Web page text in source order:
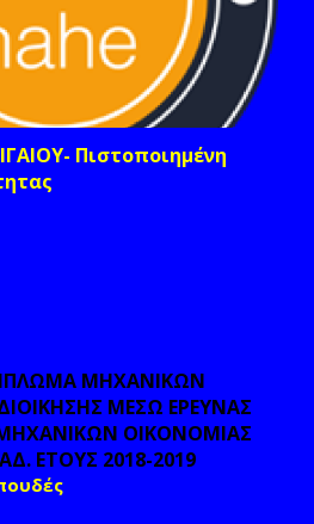
Πιστοποιημένη
ΜΗΧΑΝΙΚΩΝ
ΜΕΣΩ ΕΡΕΥΝΑΣ
ΟΙΚΟΝΟΜΙΑΣ
ΕΤΟΥΣ 2018-2019